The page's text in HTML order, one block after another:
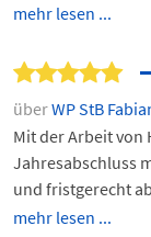
mehr lesen ...
überWP StB
Mit der Arbeit von
Jahresabschluss
und fristgerecht
mehr lesen ...